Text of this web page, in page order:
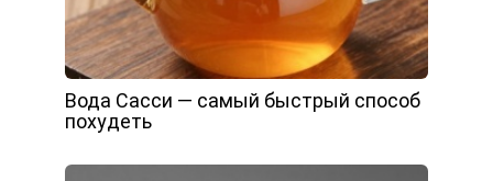
Вода Сасси — самый быстрый способ
похудеть